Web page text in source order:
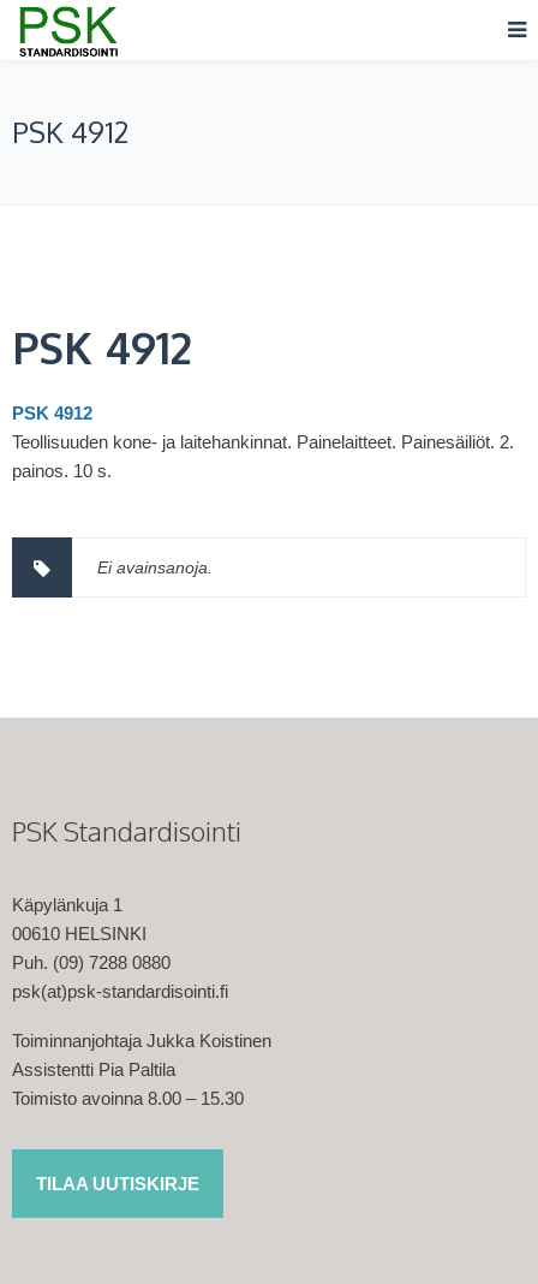
PSK 4912
PSK 4912
PSK 4912
Teollisuuden kone- ja laitehankinnat. Painelaitteet. Painesäiliöt. 2.
painos. 10 s.
Ei avainsanoja.
PSK Standardisointi
Käpylänkuja 1
00610 HELSINKI
Puh. (09) 7288 0880
psk(at)psk-standardisointi.fi
Toiminnanjohtaja Jukka Koistinen
Assistentti Pia Paltila
Toimisto avoinna 8.00 – 15.30
TILAA UUTISKIRJE